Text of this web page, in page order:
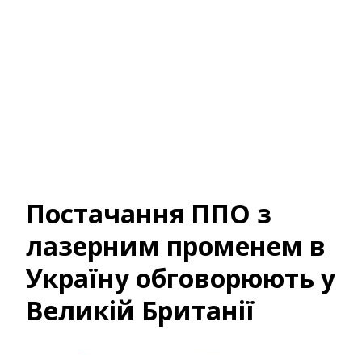
Постачання ППО з
лазерним променем в
Україну обговорюють у
Великій Британії